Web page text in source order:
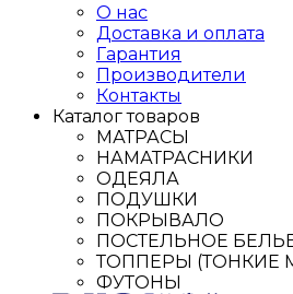
О нас
Доставка и оплата
Гарантия
Производители
Контакты
Каталог товаров
МАТРАСЫ
НАМАТРАСНИКИ
ОДЕЯЛА
ПОДУШКИ
ПОКРЫВАЛО
ПОСТЕЛЬНОЕ
ТОППЕРЫ (ТОНКИЕ
ФУТОНЫ